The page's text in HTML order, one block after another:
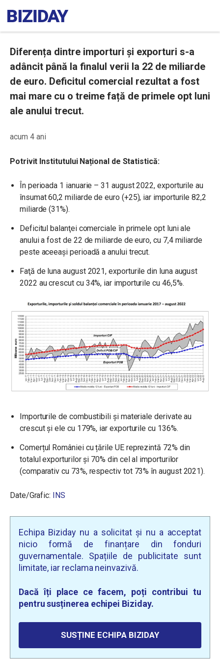
Diferența dintre importuri și exporturi s-a
adâncit până la finalul verii la 22 de miliarde
de euro. Deficitul comercial rezultat a fost
mai mare cu o treime față de primele opt luni
ale anului trecut.
acum 4 ani
Potrivit Institutului Național de Statistică:
În perioada 1 ianuarie – 31 august 2022, exporturile au
însumat 60,2 miliarde de euro (+25), iar importurile 82,2
miliarde (31%).
Deficitul balanţei comerciale în primele opt luni ale
anului a fost de 22 de miliarde de euro, cu 7,4 miliarde
peste aceeași perioadă a anului trecut.
Faţă de luna august 2021, exporturile din luna august
2022 au crescut cu 34%, iar importurile cu 46,5%.
Importurile de combustibili și materiale derivate au
crescut și ele cu 179%, iar exporturile cu 136%.
Comerțul României cu țările UE reprezintă 72% din
totalul exporturilor și 70% din cel al importurilor
(comparativ cu 73%, respectiv tot 73% în august 2021).
Date/Grafic: INS
Echipa Biziday nu a solicitat și nu a acceptat
nicio formă de finanțare din fonduri
guvernamentale. Spațiile de publicitate sunt
limitate, iar reclama neinvazivă.
Dacă îți place ce facem, poți contribui tu
pentru susținerea echipei Biziday.
SUSȚINE ECHIPA BIZIDAY